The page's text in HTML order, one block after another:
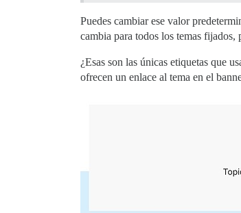
Puedes cambiar ese valor
cambia para todos los temas
¿Esas son las únicas etiquetas que
ofrecen un enlace al tema en el